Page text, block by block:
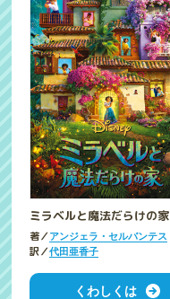
ミラベルと魔法だらけの家
著／アンジェラ・セルバンテス
訳／代田亜香子
くわしくは